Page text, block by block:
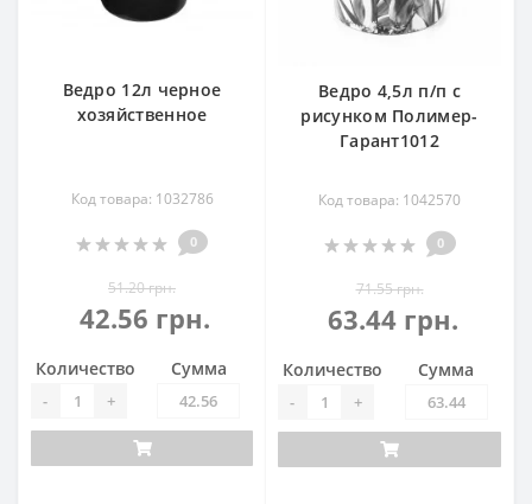
Ведро 12л черное
хозяйственное
Код товара: 1032786
0
51.20 грн.
42.56 грн.
Количество
- +
Сумма
Ведро 4,5л п/п с
рисунком Полимер-
Гарант1012
Код товара: 1042570
0
71.55 грн.
63.44 грн.
Количество
- +
Сумма